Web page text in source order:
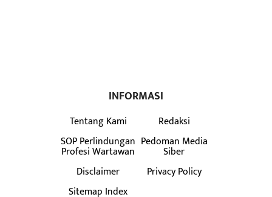
INFORMASI
Tentang Kami
Redaksi
SOP Perlindungan
Profesi Wartawan
Pedoman Media
Siber
Disclaimer
Privacy Policy
Sitemap Index